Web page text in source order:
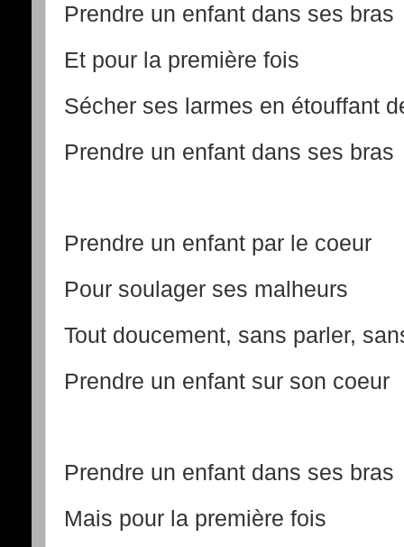
Prendre un enfant dans ses bras
Et pour la première fois
Sécher ses larmes en étouffant
Prendre un enfant dans ses bras
Prendre un enfant par le coeur
Pour soulager ses malheurs
Tout doucement, sans parler,
Prendre un enfant sur son coeur
Prendre un enfant dans ses bras
Mais pour la première fois